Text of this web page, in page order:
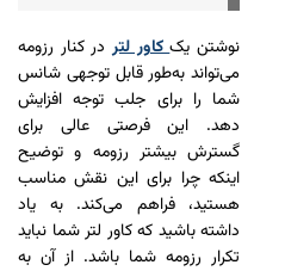
نوشتن یککاور لتردر کنار رزومه
می‌تواند به‌طور قابل توجهی شانس
شما را برای جلب توجه افزایش
دهد. این فرصتی عالی برای
گسترش بیشتر رزومه و توضیح
اینکه چرا برای این نقش مناسب
هستید، فراهم می‌کند. به یاد
داشته باشید که کاور لتر شما نباید
تکرار رزومه شما باشد. از آن به